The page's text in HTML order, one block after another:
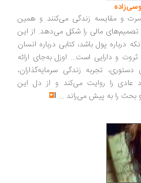
زندگی می‌کنند و همین
مالی را شکل می‌دهد. از این
پول باشد، کتابی درباره انسان
است... اوزل به‌جای ارائه
تجربه زندگی سرمایه‌گذاران،
را روایت می‌کند و از دل این
به پیش می‌راند...